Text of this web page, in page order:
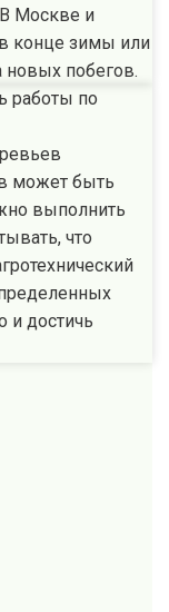
Москве и
в конце зимы или
новых побегов.
работы по
может быть
выполнить
что
и достичь